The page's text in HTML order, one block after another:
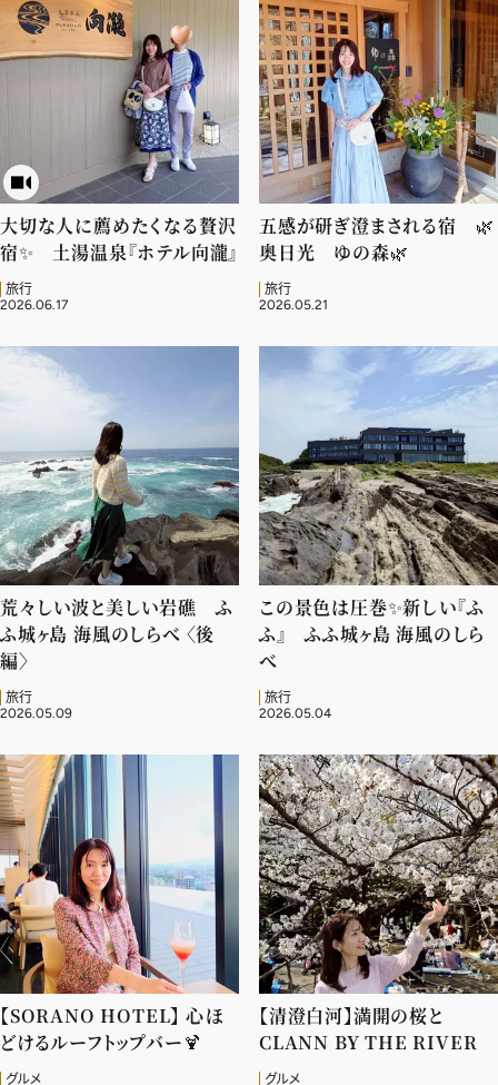
FOLLOW US
ファッション、ライフスタイル、
そしてエクラの美意識を、SNSで発信しています。
JOIN US
会員限定プレゼントや特別イベントへの応募など
特典が満載！
新規会員登録はこちら
大切な人に薦めたくなる贅沢
宿✨ 土湯温泉『ホテル向瀧』
旅行
2026.06.17
五感が研ぎ澄まされる宿 🌿
奥日光 ゆの森🌿
旅行
2026.05.21
荒々しい波と美しい岩礁 ふ
ふ城ヶ島 海風のしらべ 〈後
編〉
旅行
2026.05.09
この景色は圧巻✨️新しい『ふ
ふ』 ふふ城ヶ島 海風のしら
べ
旅行
2026.05.04
【SORANO HOTEL】 心ほ
どけるルーフトップバー🍹
グルメ
【清澄白河】満開の桜と
CLANN BY THE RIVER
グルメ